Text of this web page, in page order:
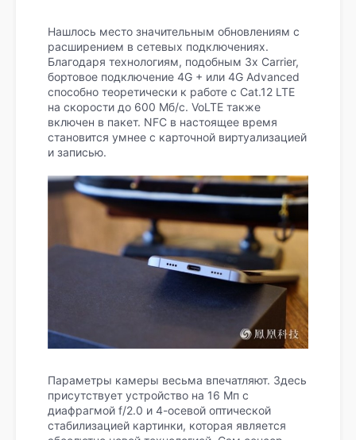
Нашлось место значительным обновлениям с
расширением в сетевых подключениях.
Благодаря технологиям, подобным 3x Carrier,
бортовое подключение 4G + или 4G Advanced
способно теоретически к работе с Cat.12 LTE
на скорости до 600 Мб/с. VoLTE также
включен в пакет. NFC в настоящее время
становится умнее с карточной виртуализацией
и записью.
Параметры камеры весьма впечатляют. Здесь
присутствует устройство на 16 Мп с
диафрагмой f/2.0 и 4-осевой оптической
стабилизацией картинки, которая является